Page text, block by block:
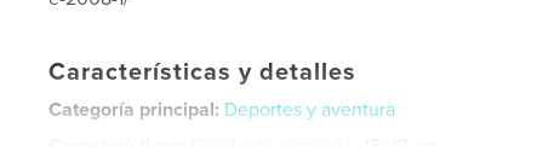
Características y detalles
Categoría principal: Deportes y aventura